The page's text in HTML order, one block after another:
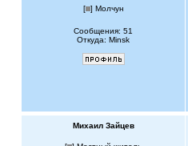
[ ] Молчун
Сообщения: 51
Откуда: Minsk
Михаил Зайцев